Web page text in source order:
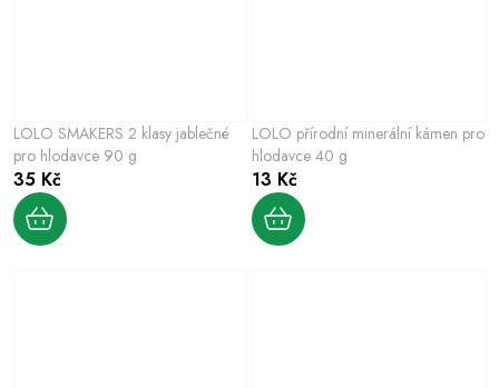
LOLO SMAKERS 2 klasy jablečné
pro hlodavce 90 g
35 Kč
LOLO přírodní minerální kámen pro
hlodavce 40 g
13 Kč